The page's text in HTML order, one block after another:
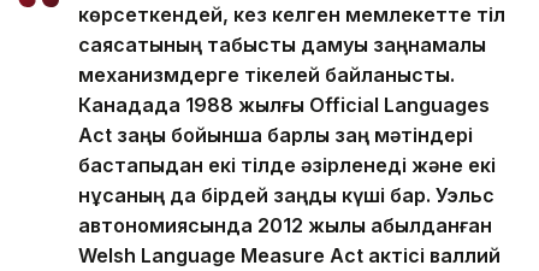
көрсеткендей, кез келген мемлекетте тіл
саясатының табысты дамуы заңнамалық
механизмдерге тікелей байланысты.
Канадада 1988 жылғы Official Languages
Act заңы бойынша барлық заң мәтіндері
бастапқыдан екі тілде әзірленеді және екі
нұсқаның да бірдей заңдық күші бар. Уэльс
автономиясында 2012 жылы қабылданған
Welsh Language Measure Act актісі валлий